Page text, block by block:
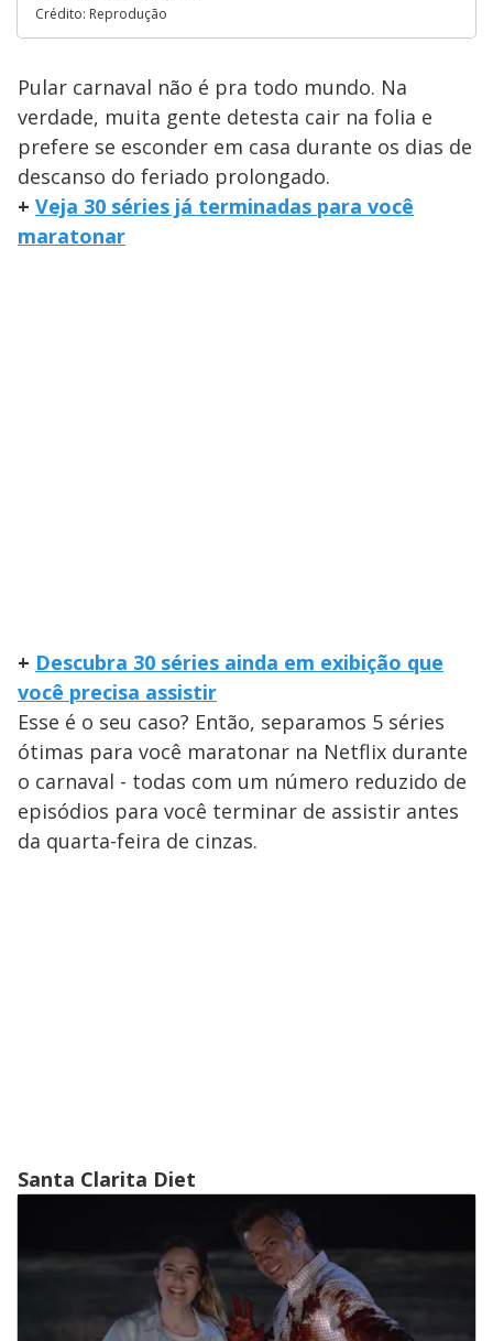
Crédito: Reprodução
Pular carnaval não é pra todo mundo. Na
verdade, muita gente detesta cair na folia e
prefere se esconder em casa durante os dias de
descanso do feriado prolongado.
+ Veja 30 séries já terminadas para você
maratonar
+ Descubra 30 séries ainda em exibição que
você precisa assistir
Esse é o seu caso? Então, separamos 5 séries
ótimas para você maratonar na Netflix durante
o carnaval - todas com um número reduzido de
episódios para você terminar de assistir antes
da quarta-feira de cinzas.
Santa Clarita Diet